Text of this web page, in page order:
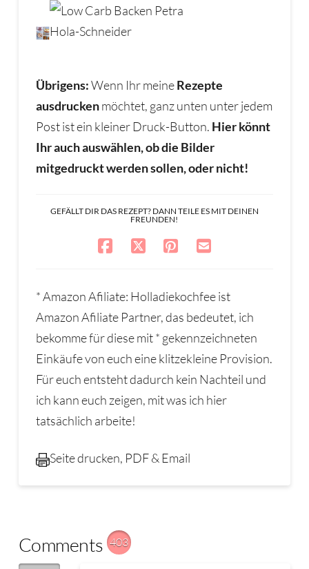
Übrigens:Wenn Ihr meineRezepte
ausdruckenmöchtet, ganz unten unter jedem
Post ist ein kleiner Druck-Button. Hier könnt
Ihr auch auswählen, ob die Bilder
mitgedruckt werden sollen, oder nicht!
GEFÄLLT DIR DAS REZEPT? DANN TEILE ES MIT DEINEN
FREUNDEN!
* Amazon Afiliate: Holladiekochfee ist
Amazon Afiliate Partner, das bedeutet, ich
bekomme für diese mit * gekennzeichneten
Einkäufe von euch eine klitzekleine Provision.
Für euch entsteht dadurch kein Nachteil und
ich kann euch zeigen, mit was ich hier
tatsächlich arbeite!
Seite drucken, PDF & Email
Comments 403